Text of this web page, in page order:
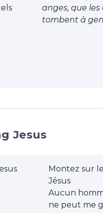
anges, que les
tombent à
Jesus
Montez sur
Jésus
Aucun
ne peut me